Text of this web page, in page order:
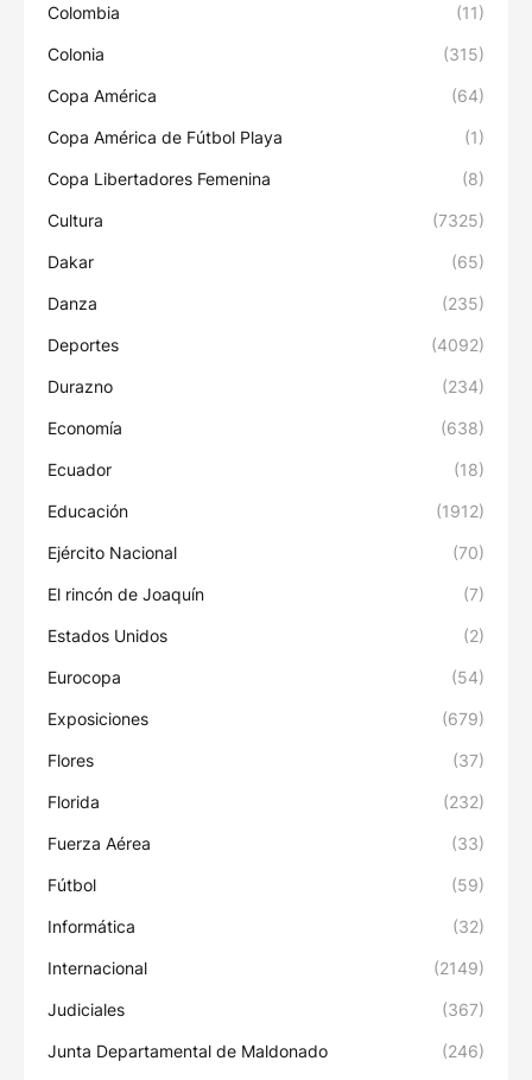
Colombia (11)
Colonia (315)
Copa América (64)
Copa América de Fútbol Playa (1)
Copa Libertadores Femenina (8)
Cultura (7325)
Dakar (65)
Danza (235)
Deportes (4092)
Durazno (234)
Economía (638)
Ecuador (18)
Educación (1912)
Ejército Nacional (70)
El rincón de Joaquín (7)
Estados Unidos (2)
Eurocopa (54)
Exposiciones (679)
Flores (37)
Florida (232)
Fuerza Aérea (33)
Fútbol (59)
Informática (32)
Internacional (2149)
Judiciales (367)
Junta Departamental de Maldonado (246)